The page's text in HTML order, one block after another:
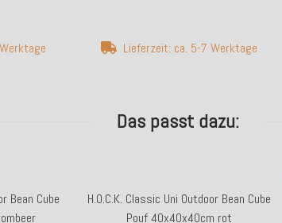
Lieferzeit: ca. 5-7 Werktage
Das passt dazu:
Bean Cube
H.O.C.K. Classic Uni Outdoor Bean Cube
Pouf 40x40x40cm rot